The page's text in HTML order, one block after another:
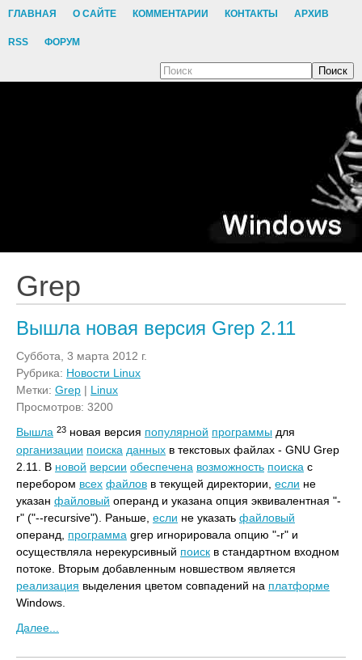
ГЛАВНАЯ О САЙТЕ КОММЕНТАРИИ КОНТАКТЫ АРХИВ
RSS ФОРУМ
Поиск
Grep
Вышла новая версия Grep 2.11
Суббота, 3 марта 2012 г.
Рубрика: Новости Linux
Метки: Grep | Linux
Просмотров: 3200
Вышла 23 новая версия популярной программы для
организации поиска данных в текстовых файлах - GNU Grep
2.11. В новой версии обеспечена возможность поиска с
перебором всех файлов в текущей директории, если не
указан файловый операнд и указана опция эквивалентная "-
r" ("--recursive"). Раньше, если не указать файловый
операнд, программа grep игнорировала опцию "-r" и
осуществляла нерекурсивный поиск в стандартном входном
потоке. Вторым добавленным новшеством является
реализация выделения цветом совпадений на платформе
Windows.
Далее...